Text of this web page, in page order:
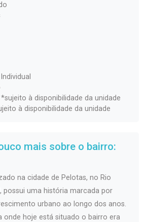
à disponibilidade da unidade
à disponibilidade da unidade
mais sobre o bairro:
na cidade de Pelotas, no Rio
possui uma história marcada por
urbano ao longo dos anos.
onde hoje está situado o bairro era